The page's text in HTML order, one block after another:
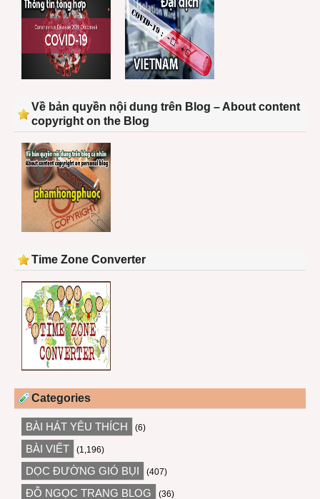
Về bản quyền nội dung trên Blog – About content
copyright on the Blog
Time Zone Converter
Categories
BÀI HÁT YÊU THÍCH (6)
BÀI VIẾT (1,196)
DỌC ĐƯỜNG GIÓ BỤI (407)
ĐỖ NGỌC TRANG BLOG (36)